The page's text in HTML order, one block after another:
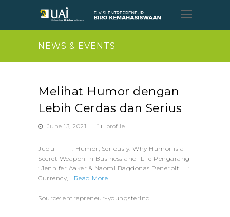
Open
Mobile
NEWS & EVENTS
Melihat Humor dengan
Lebih Cerdas dan Serius
June 13, 2021 profile
Judul : Humor, Seriously: Why Humor is a
Secret Weapon in Business and Life Pengarang
: Jennifer Aaker & Naomi Bagdonas Penerbit :
Currency,… Read More
Source: entrepreneur-youngsterinc